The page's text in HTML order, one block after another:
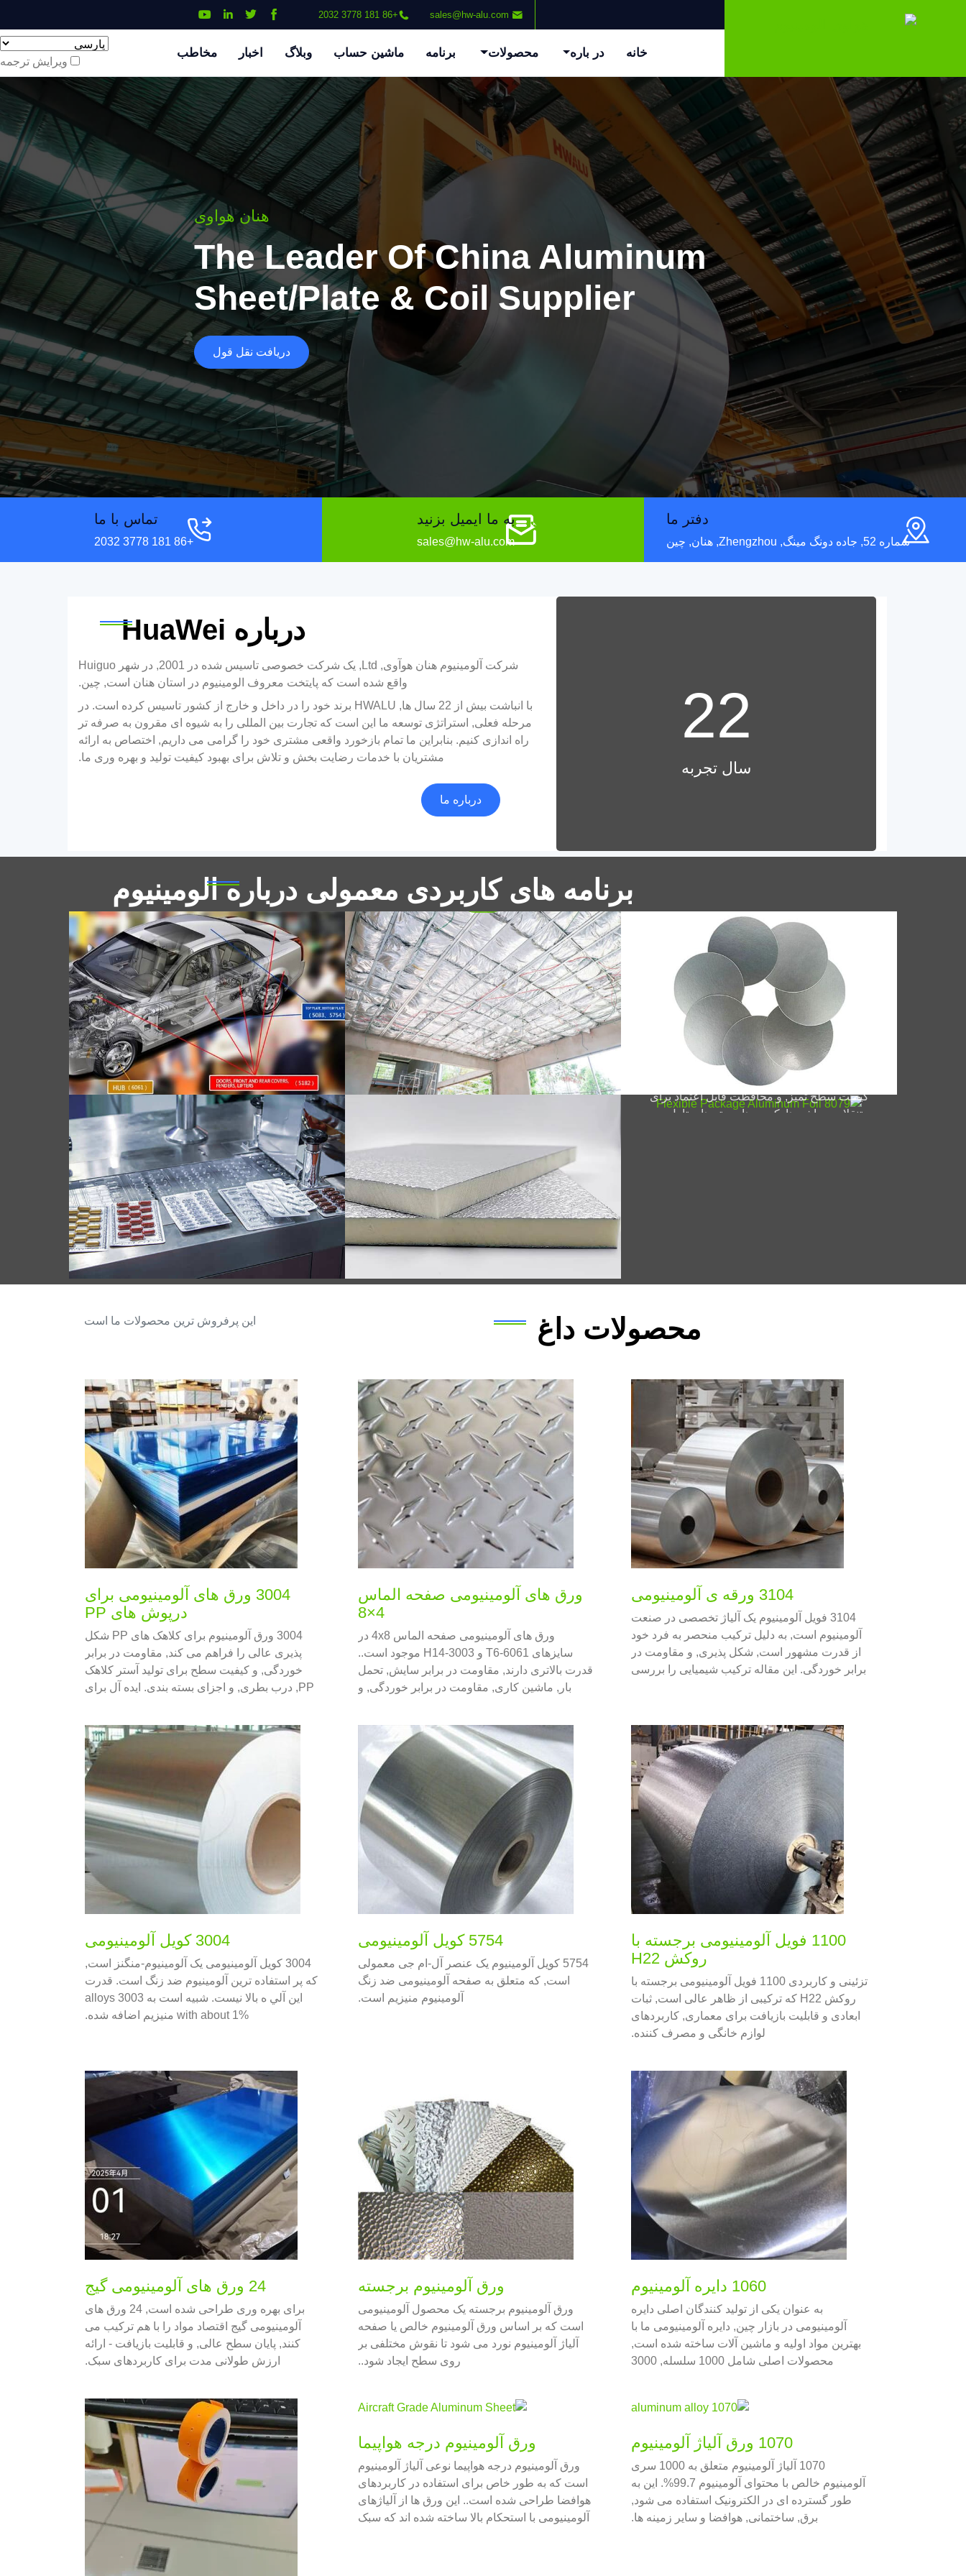
sales@hw-alu.com
+86 181 3778 2032
خانه در باره محصولات برنامه ماشین حساب وبلاگ اخبار مخاطب
ویرایش ترجمه
هنان هواوی
The Leader Of China Aluminum
Sheet/Plate & Coil Supplier
دریافت نقل قول
دفتر ما
شماره 52, جاده دونگ مینگ, Zhengzhou, هنان, چین
به ما ایمیل بزنید
sales@hw-alu.com
تماس با ما
+86 181 3778 2032
22
سال تجربه
درباره HuaWei
شرکت آلومینیوم هنان هوآوی, Ltd, یک شرکت خصوصی تاسیس شده در 2001, در شهر Huiguo
واقع شده است که پایتخت معروف الومینیوم در استان هنان است, چین.
با انباشت بیش از 22 سال ها, HWALU برند خود را در داخل و خارج از کشور تاسیس کرده است. در
مرحله فعلی, استراتژی توسعه ما این است که تجارت بین المللی را به شیوه ای مقرون به صرفه تر
راه اندازی کنیم. بنابراین ما تمام بازخورد واقعی مشتری خود را گرامی می داریم, اختصاص به ارائه
مشتریان با خدمات رضایت بخش و تلاش برای بهبود کیفیت تولید و بهره وری ما.
درباره ما
برنامه های کاربردی معمولی درباره الومینیوم
شده در تماس با غذا.
فویل عایق آلومینیوم
کنید, از جمله فرآیند تولید آن, خصوصیات فیزیکی,
و برنامه های متنوع در ساخت و ساز, صنعت, و
ورق آلومینیوم برای ماشین
8079 بسته بندی انعطاف پذیر فویل
آلومینیومی
مواد غذایی 8079 فویل آلومینیومی بسته بندی
انعطاف پذیر آب بندی قوی را فراهم می کند,
کیفیت سطح تمیز, و محافظت قابل اعتماد برای
تنقلات, ساشه ها, کیسه ها, بسته های تاول, و
فویل آلومینیومی برس خورده برای
ساندویچ پانل های PU
مزایای فویل آلومینیومی برس خورده برای
ساندویچ پانل های PU را کشف کنید. تقویت عایق,
دوام, و زیبایی شناسی. امروز راه حل های برتر ما
را کاوش کنید.
8011 فویل آلومینیوم بسته بندی
دارویی
8011 فویل آلومینیوم بسته بندی دارویی. ترکیب
آن را پوشش می دهد, خواص, برنامه های
کاربردی, مزایای, فرآیندهای تولیدی, و پایداری
محیط زیست.
محصولات داغ این پرفروش ترین محصولات ما است
3104 ورقه ی آلومینیومی
3104 فویل آلومینیوم یک آلیاژ تخصصی در صنعت
آلومینیوم است, به دلیل ترکیب منحصر به فرد خود
از قدرت مشهور است, شکل پذیری, و مقاومت در
برابر خوردگی. این مقاله ترکیب شیمیایی را بررسی
ورق های آلومینیومی صفحه الماس
4×8
ورق های آلومینیومی صفحه الماس 4x8 در
سایزهای 6061-T6 و 3003-H14 موجود است..
قدرت بالاتری دارند, مقاومت در برابر سایش, تحمل
بار, ماشین کاری, مقاومت در برابر خوردگی, و
وسايل نقليه, کشتی ها و زمینه های مختلف.
3004 ورق های آلومینیومی برای
درپوش های PP
3004 ورق آلومینیوم برای کلاهک های PP شکل
پذیری عالی را فراهم می کند, مقاومت در برابر
خوردگی, و کیفیت سطح برای تولید آستر کلاهک
PP, درب بطری, و اجزای بسته بندی. ایده آل برای
1100 فویل آلومینیومی برجسته با
روکش H22
تزئینی و کاربردی 1100 فویل آلومینیومی برجسته با
روکش H22 که ترکیبی از ظاهر عالی است, ثبات
ابعادی و قابلیت بازیافت برای معماری, کاربردهای
لوازم خانگی و مصرف کننده.
5754 کویل آلومینیومی
5754 کویل آلومینیوم یک عنصر آل-ام جی معمولی
است, که متعلق به صفحه آلومینیومی ضد زنگ
آلومینیوم منیزیم است.
3004 کویل آلومینیومی
3004 کویل آلومینیومی یک آلومینیوم-منگنز است,
که پر استفاده ترین آلومینیوم ضد زنگ است. قدرت
اين آلي ه بالا نيست. شبیه است به 3003 alloys
with about 1% منیزیم اضافه شده.
1060 دایره آلومینیوم
به عنوان یکی از تولید کنندگان اصلی دایره
آلومینیومی در بازار چین, دایره آلومینیومی ما با
بهترین مواد اولیه و ماشین آلات ساخته شده است,
محصولات اصلی شامل 1000 سلسله, 3000
ورق آلومینیوم برجسته
ورق آلومینیوم برجسته یک محصول آلومینیومی
است که بر اساس ورق آلومینیوم خالص یا صفحه
آلیاژ آلومینیوم نورد می شود تا نقوش مختلفی بر
روی سطح ایجاد شود..
24 ورق های آلومینیومی گیج
برای بهره وری طراحی شده است, 24 ورق های
آلومینیومی گیج اقتصاد مواد را با هم ترکیب می
کنند, پایان سطح عالی, و قابلیت بازیافت - ارائه
ارزش طولانی مدت برای کاربردهای سبک.
1070 ورق آلیاژ آلومینیوم
1070 آلیاژ آلومینیوم متعلق به 1000 سری
آلومینیوم خالص با محتوای آلومینیوم 99.7%. این به
طور گسترده ای در الکترونیک استفاده می شود,
برق, ساختمانی, هوافضا و سایر زمینه ها.
ورق آلومینیوم درجه هواپیما
ورق آلومینیوم درجه هواپیما نوعی آلیاژ آلومینیوم
است که به طور خاص برای استفاده در کاربردهای
هوافضا طراحی شده است.. این ورق ها از آلیاژهای
آلومینیومی با استحکام بالا ساخته شده اند که سبک